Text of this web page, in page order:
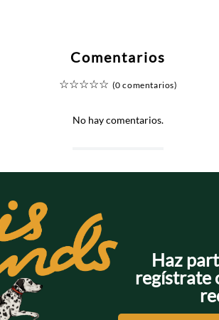
Comentarios
☆☆☆☆☆ (0 comentarios)
No hay comentarios.
Haz
regístrate